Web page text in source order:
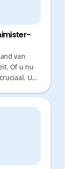
van
Of u nu
U
op
tot een